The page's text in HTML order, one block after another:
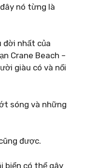
nó từng là
đời nhất của
Crane Beach –
giàu có và nổi
sóng và những
được.
biển có thể gây